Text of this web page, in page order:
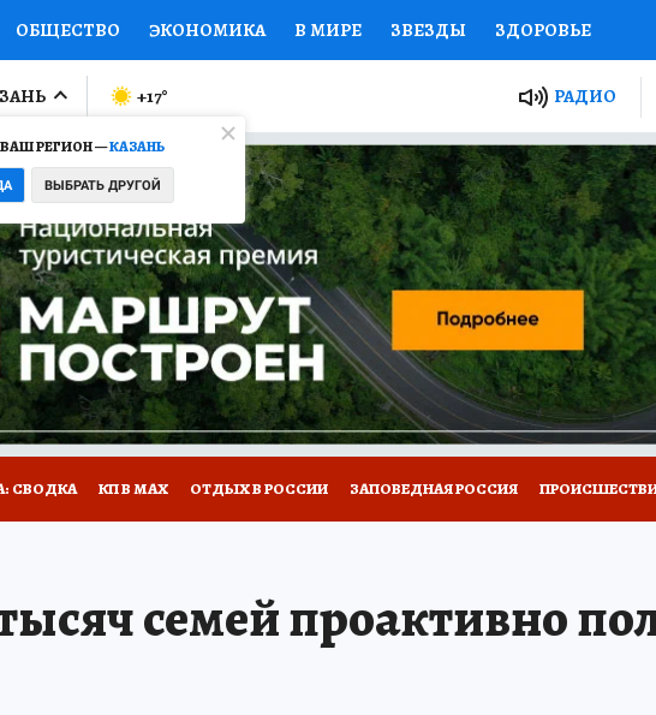
ОБЩЕСТВО ЭКОНОМИКА В МИРЕ ЗВЕЗДЫ ЗДОРОВЬЕ
ПРОИСШЕСТВИЯ НАЦИОНАЛЬНЫЕ ПРОЕКТЫ РОССИИ
МИР Я ЗНАЮ СЕМЬЯ ЖЕНСКИЕ СЕКРЕТЫ
СЕРИАЛЫ СПЕЦПРОЕКТЫ ДЕФИЦИТ ЖЕЛЕЗА ТУРИЗМ
КОЛЛЕКЦИИ КОНКУРСЫ РАБОТА У НАС ГИД ПОТРЕБИТЕЛЯ
ВАШ РЕГИОН —КАЗАНЬ
ВЫБРАТЬ ДРУГОЙ
+17° РАДИО
СВОДКА КП В МАХ ОТДЫХ В РОССИИ ЗАПОВЕДНАЯ РОССИЯ
семей проактивно